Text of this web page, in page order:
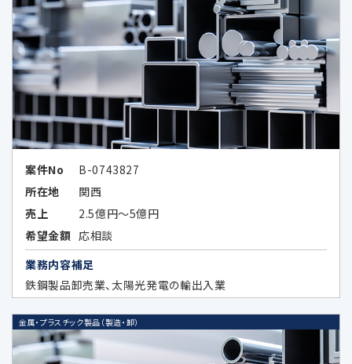
タ）として提供する場合
次条に定める外国にある第三者に提供
する場合
その他法令の規定により個人情報の第三
者提供が認められている場合
5.外国にある第三者への提供
当社は、外国に所在する以下の企業が提供す
る広告サービスを利用した広告活動を行って
おり、当該広告サービスにおける広告効果を
分析する目的で、当該企業に対し、お客様の個
人データの全部又は一部を特定の個人を識別
案件No
B-0743827
所在地
関西
売上
2.5億円～5億円
希望金額 応相談
業務内容補足
鉄鋼製品卸売業、太陽光発電の輸出入業
金属・プラスチック製品（製造・卸）